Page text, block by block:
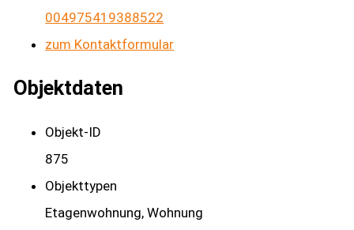
004975419388522
zum Kontaktformular
Objektdaten
Objekt-ID
875
Objekttypen
Etagenwohnung, Wohnung